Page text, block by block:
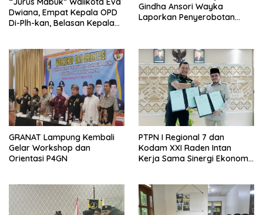
Dwiana, Empat Kepala OPD
Di-Plh-kan, Belasan Kepala
Gindha Ansori Wayka
Laporkan Penyerobotan
GRANAT Lampung Kembali
Gelar Workshop dan
Orientasi P4GN
PTPN I Regional 7 dan
Kodam XXI Raden Intan
Kerja Sama Sinergi Ekonomi